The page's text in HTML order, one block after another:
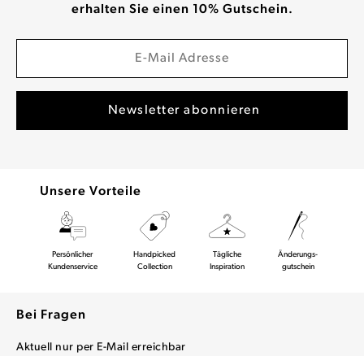
erhalten Sie einen 10% Gutschein.
Unsere Vorteile
Persönlicher
Kundenservice
Handpicked
Collection
Tägliche
Inspiration
Änderungs-
gutschein
Bei Fragen
Aktuell nur per E-Mail erreichbar